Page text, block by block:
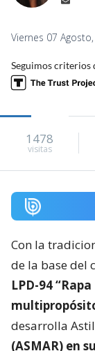
Viernes 07
Seguimos criterios
1478
visitas
Con la
de la base del
LPD-94
desarrolla
(ASMAR) en